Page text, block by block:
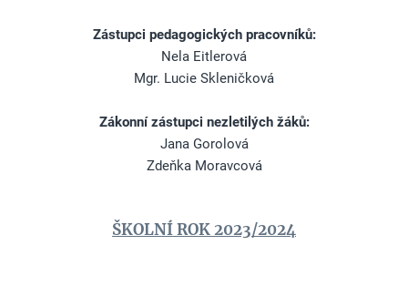
Zástupci pedagogických pracovníků:
Nela Eitlerová
Mgr. Lucie Skleničková
Zákonní zástupci nezletilých žáků:
Jana Gorolová
Zdeňka Moravcová
ŠKOLNÍ ROK 2023/2024